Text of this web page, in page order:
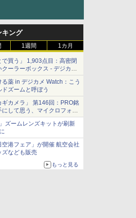
キング
1週間 1カ月
で買う」 1,903点目：高密閉
ーラーボックス - デジカメ
薬 in デジカメ Watch：こう
ズームと呼ぼう
ギカメラ」 第146回：PRO銘
して思う、マイクロフォー
可能性
」ズームレンズキットが刷新
港フェア」が開催 航空会社
ズなども販売
もっと見る